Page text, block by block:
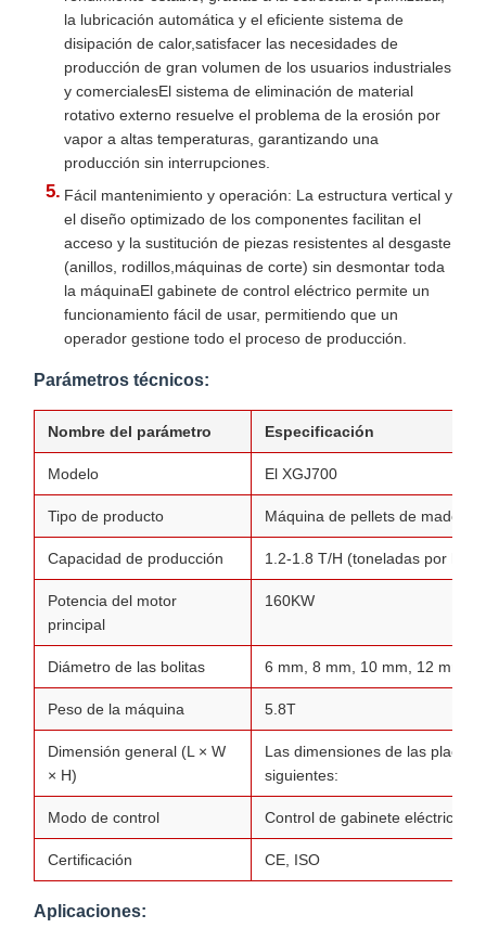
la lubricación automática y el eficiente sistema de
disipación de calor,satisfacer las necesidades de
producción de gran volumen de los usuarios industriales
y comercialesEl sistema de eliminación de material
rotativo externo resuelve el problema de la erosión por
vapor a altas temperaturas, garantizando una
producción sin interrupciones.
Fácil mantenimiento y operación: La estructura vertical y
el diseño optimizado de los componentes facilitan el
acceso y la sustitución de piezas resistentes al desgaste
(anillos, rodillos,máquinas de corte) sin desmontar toda
la máquinaEl gabinete de control eléctrico permite un
funcionamiento fácil de usar, permitiendo que un
operador gestione todo el proceso de producción.
Parámetros técnicos:
Nombre del parámetro Especificación
Modelo El XGJ700
Tipo de producto Máquina de pellets de madera
Capacidad de producción 1.2-1.8 T/H (toneladas por
Potencia del motor
principal
160KW
Diámetro de las bolitas 6 mm, 8 mm, 10 mm, 12 mm
Peso de la máquina 5.8T
Dimensión general (L × W
× H)
Las dimensiones de las placas
siguientes:
Modo de control Control de gabinete eléctrico
Certificación CE, ISO
Aplicaciones: